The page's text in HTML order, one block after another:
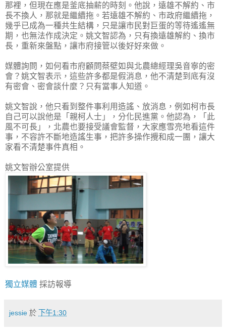
那裡，但現在應是釜底抽薪的時刻。他說，遠雄不解約、市
長不換人，那就是繼續拖。若遠雄不解約、市政府繼續拖，
幾乎已成為一種共生結構，只是讓市民對巨蛋的等待遙遙無
期，也無法作成決定。姚文智認為，只有換遠雄解約、換市
長，重新來盤點，讓市府接管以後好好來做。
媒體詢問，如何看市府顧問蔡壁如與北農總經理吳音寧的密
會？姚文智表示，這些許多都是假消息，他不清楚到底有沒
有密會、密會談什麼？只有當事人知道。
姚文智說，他只看到整件事利用造謠、放消息，例如柯市長
自己可以說他是「親柯人士」，分化民進黨。他認為，「此
風不可長」，北農也要接受議會監督，大家應雪亮地看這件
事，不容許不斷地造謠生事，把許多操作攪和成一團，讓大
家看不清楚事件真相。
姚文智辦公室提供
獨立媒體 採訪報導
jessie 於 下午1:30